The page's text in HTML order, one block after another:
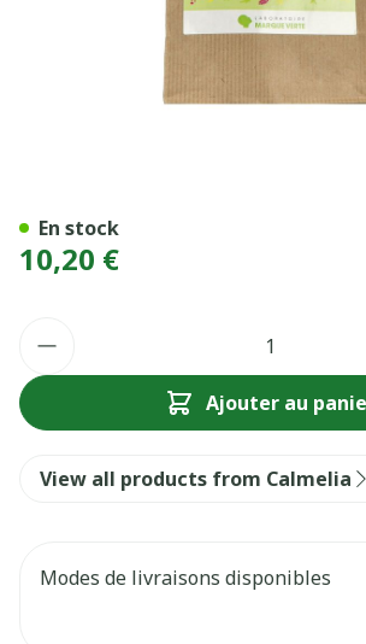
10,20 €
Ajouter au
En stock
View all products from Calmelia
Modes de livraisons disponibles